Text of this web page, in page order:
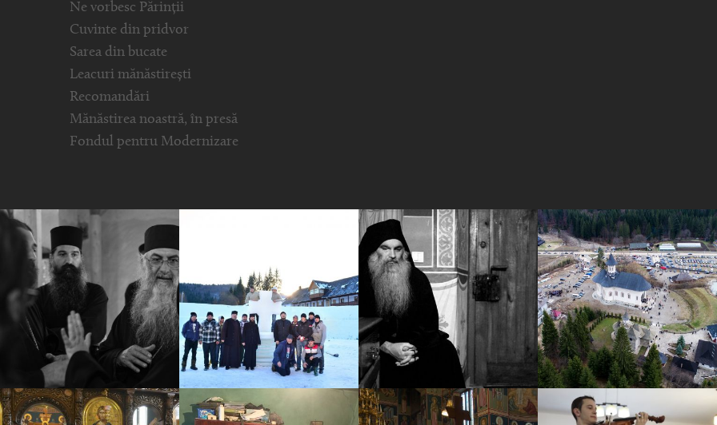
Ne vorbesc Părinții
Cuvinte din pridvor
Sarea din bucate
Leacuri mănăstirești
Recomandări
Mănăstirea noastră, în presă
Fondul pentru Modernizare